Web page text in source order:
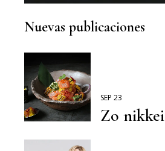
Nuevas publicaciones
SEP 23
Zo nikkei